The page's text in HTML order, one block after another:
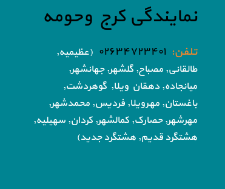
نمایندگی کرج وحومه
تلفن: ۰۲۶۳۴۷۲۳۴۰۱
(عظیمیه,
طالقانی, مصباح, گلشهر, جهانشهر,
میانجاده, دهقان ویلا, گوهردشت,
باغستان, مهرویلا, فردیس, محمدشهر,
مهرشهر, حصارک, کمالشهر, کردان, سهیلیه,
هشتگرد قدیم, هشتگرد جدید)